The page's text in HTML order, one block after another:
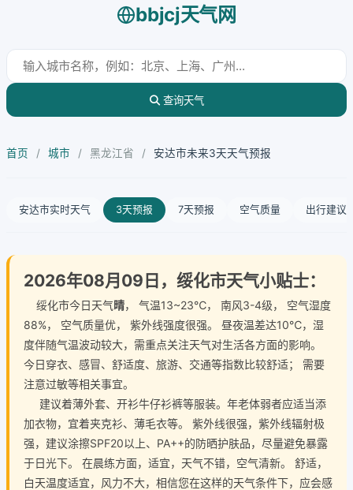
bbjcj天气网
查询天气
首页 / 城市 / 黑龙江省 / 安达市未来3天天气预报
安达市实时天气 3天预报 7天预报 空气质量 出行建议
2026年08月09日，绥化市天气小贴士：
绥化市今日天气晴， 气温13~23℃， 南风3-4级， 空气湿度
88%， 空气质量优， 紫外线强度很强。 昼夜温差达10℃，湿
度伴随气温波动较大，需重点关注天气对生活各方面的影响。
今日穿衣、感冒、舒适度、旅游、交通等指数比较舒适； 需要
注意过敏等相关事宜。
建议着薄外套、开衫牛仔衫裤等服装。年老体弱者应适当添
加衣物，宜着夹克衫、薄毛衣等。 紫外线很强，紫外线辐射极
强，建议涂擦SPF20以上、PA++的防晒护肤品，尽量避免暴露
于日光下。 在晨练方面，适宜，天气不错，空气清新。 舒适，
白天温度适宜，风力不大，相信您在这样的天气条件下，应会感